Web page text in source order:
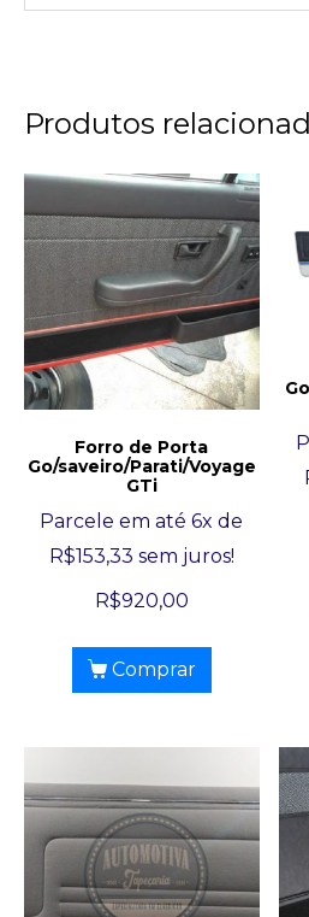
Produtos
Forro de Porta
Go/saveiro/Parati/Voyage
GTi
Parcele em até 6x de
R$153,33 sem juros!
R$920,00
Comprar